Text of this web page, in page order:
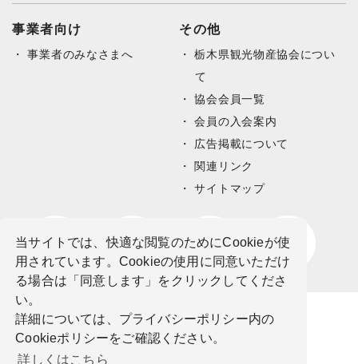
当サイトでは、快適な閲覧のためにCookieが使
用されています。Cookieの使用に同意いただけ
る場合は「同意します」をクリックしてくださ
い。
詳細については、プライバシーポリシー内の
Cookieポリシーをご確認ください。
詳しくはこちら
事業者向け
事業者のみなさまへ
その他
栃木県観光物産協会につい
て
協会会員一覧
会員の入会案内
広告掲載について
関連リンク
サイトマップ